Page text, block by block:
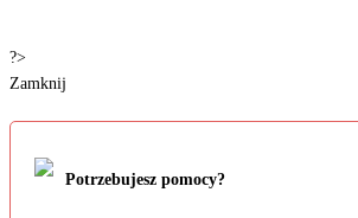
?>
Zamknij
Potrzebujesz pomocy?